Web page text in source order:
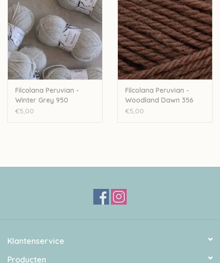
Filcolana Peruvian -
Winter Grey 950
€5,00
Filcolana Peruvian -
Woodland Dawn 356
€5,00
Klantenservice
Producten